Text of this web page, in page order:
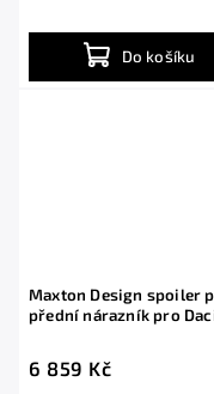
Do košíku
Maxton Design spoiler
přední nárazník pro
6 859 Kč